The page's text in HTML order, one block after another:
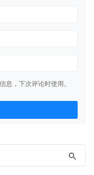
息，下次评论时使用。